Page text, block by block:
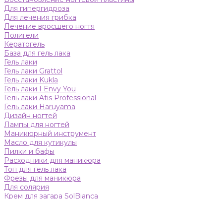
Для гипергидроза
Для лечения грибка
Лечение вросшего ногтя
Полигели
Кератогель
База для гель лака
Гель лаки
Гель лаки Grattol
Гель лаки Kukla
Гель лаки I Envy You
Гель лаки Atis Professional
Гель лаки Haruyama
Дизайн ногтей
Лампы для ногтей
Маникюрный инструмент
Масло для кутикулы
Пилки и бафы
Расходники для маникюра
Топ для гель лака
Фрезы для маникюра
Для солярия
Крем для загара SolBianca